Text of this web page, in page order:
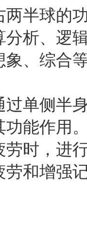
球的功
析、逻
象、综合
侧半身
功能作用
时，进
和增强